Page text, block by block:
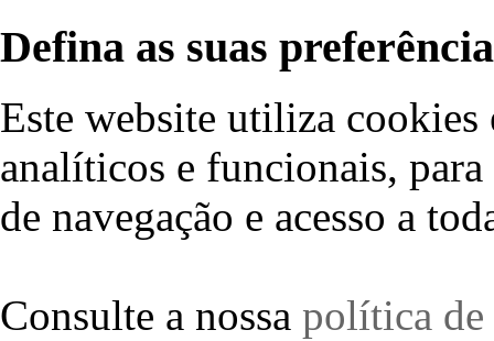
Defina as suas
Este website utiliza cookies
analíticos e funcionais,
de navegação e acesso a
Consulte a nossa política de